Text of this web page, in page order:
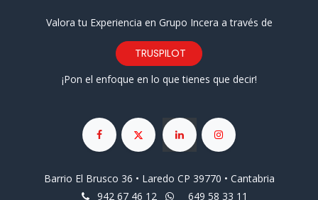
Valora tu Experiencia en Grupo Incera a través de
TRUSPILOT
¡Pon el enfoque en lo que tienes que decir!
Barrio El Brusco 36 • Laredo CP 39770 • Cantabria
942 67 46 12
649 58 33 11